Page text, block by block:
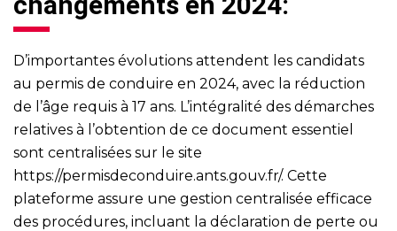
D’importantes évolutions attendent les candidats
au permis de conduire en 2024, avec la réduction
de l’âge requis à 17 ans. L’intégralité des démarches
relatives à l’obtention de ce document essentiel
sont centralisées sur le site
https://permisdeconduire.ants.gouv.fr/. Cette
plateforme assure une gestion centralisée efficace
des procédures, incluant la déclaration de perte ou